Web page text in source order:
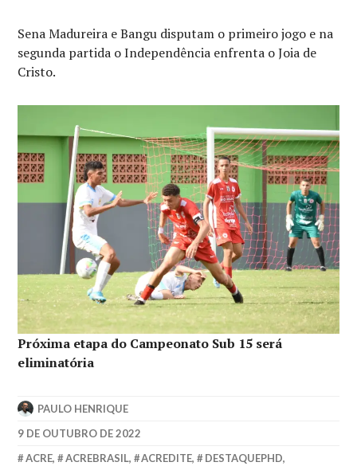
Sena Madureira e Bangu disputam o primeiro jogo e na
segunda partida o Independência enfrenta o Joia de
Cristo.
Próxima etapa do Campeonato Sub 15 será
eliminatória
PAULO HENRIQUE
9 DE OUTUBRO DE 2022
ACRE, ACREBRASIL, ACREDITE, DESTAQUEPHD,